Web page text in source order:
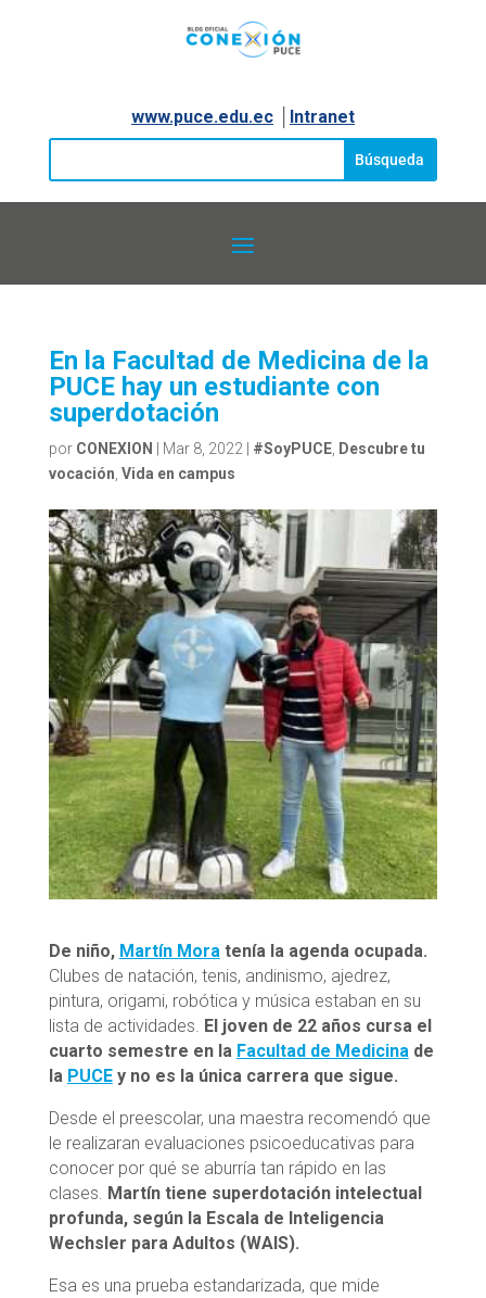
www.puce.edu.ec│ Intranet
En la Facultad de Medicina de la
PUCE hay un estudiante con
superdotación
por CONEXION Mar 8, 2022| #SoyPUCE, Descubre tu
vocación, Vida en campus
De niño, Martín Mora tenía la agenda ocupada.
Clubes de natación, tenis, andinismo, ajedrez,
pintura, origami, robótica y música estaban en su
lista de actividades. El joven de 22 años cursa el
cuarto semestre en la Facultad de Medicina de
la PUCEy no es la única carrera que sigue.
Desde el preescolar, una maestra recomendó que
le realizaran evaluaciones psicoeducativas para
conocer por qué se aburría tan rápido en las
clases. Martín tiene superdotación intelectual
profunda, según la Escala de Inteligencia
Wechsler para Adultos (WAIS).
Esa es una prueba estandarizada, que mide